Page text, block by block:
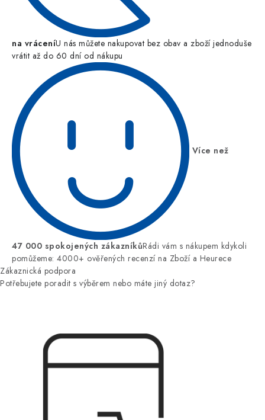
na vráceníU nás můžete nakupovat bez obav a zboží jednoduše
vrátit až do 60 dní od nákupu
Více než
47 000 spokojených zákazníkůRádi vám s nákupem kdykoli
pomůžeme: 4000+ ověřených recenzí na Zboží a Heurece
Zákaznická podpora
Potřebujete poradit s výběrem nebo máte jiný dotaz?